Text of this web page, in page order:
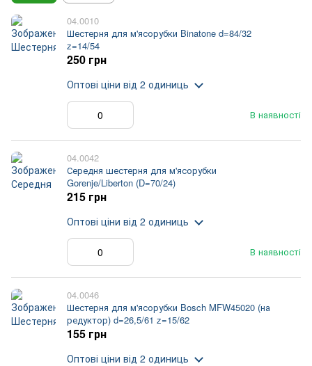
04.0010
Шестерня для м'ясорубки Binatone d=84/32
z=14/54
В наявності
250 грн
Оптові ціни від 2 одиниць
04.0042
Середня шестерня для м'ясорубки
Gorenje/Liberton (D=70/24)
В наявності
215 грн
Оптові ціни від 2 одиниць
04.0046
Шестерня для м'ясорубки Bosch MFW45020 (на
редуктор) d=26,5/61 z=15/62
155 грн
Оптові ціни від 2 одиниць